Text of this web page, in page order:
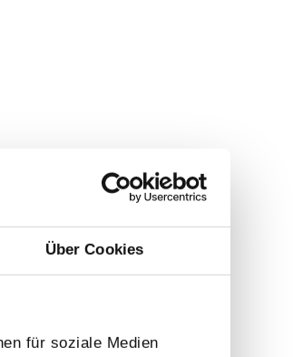
Über Cookies
für soziale Medien